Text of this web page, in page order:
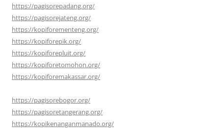
https://pagisorepadang.org/
https://pagisorejateng.org/
https://kopiforementeng.org/
https://kopiforepik.org/
https://kopiforepluit.org/
https://kopiforetomohon.org/
https://kopiforemakassar.org/
https://pagisorebogor.org/
https://pagisoretangerang.org/
https://kopikenanganmanado.org/